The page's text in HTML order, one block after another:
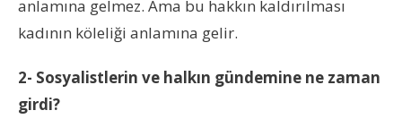
anlamına gelmez. Ama bu hakkın kaldırılması
kadının köleliği anlamına gelir.
2- Sosyalistlerin ve halkın gündemine ne zaman
girdi?